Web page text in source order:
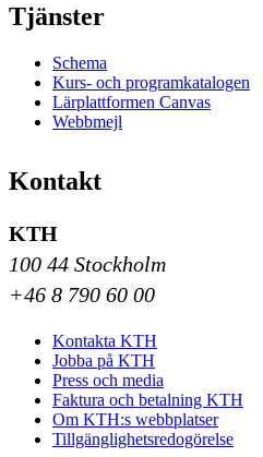
Tjänster
Schema
Kurs- och programkatalogen
Lärplattformen Canvas
Webbmejl
Kontakt
KTH
100 44 Stockholm
+46 8 790 60 00
Kontakta KTH
Jobba på KTH
Press och media
Faktura och betalning KTH
Om KTH:s webbplatser
Tillgänglighetsredogörelse